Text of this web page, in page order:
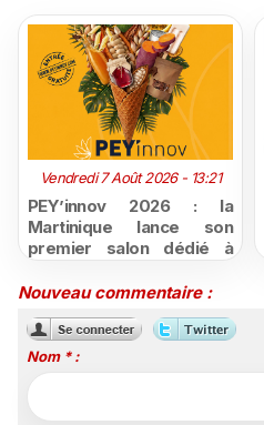
Vendredi 7 Août 2026 - 13:21
PEY’innov 2026 : la
Martinique lance son
premier salon dédié à
agroalimentaire
Nouveau commentaire :
Nom * :